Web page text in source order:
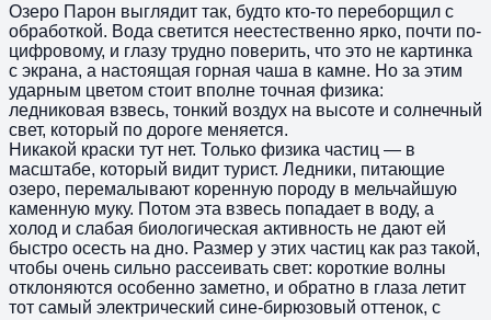
Озеро Парон выглядит так, будто кто-то переборщил с
обработкой. Вода светится неестественно ярко, почти по-
цифровому, и глазу трудно поверить, что это не картинка
с экрана, а настоящая горная чаша в камне. Но за этим
ударным цветом стоит вполне точная физика:
ледниковая взвесь, тонкий воздух на высоте и солнечный
свет, который по дороге меняется.
Никакой краски тут нет. Только физика частиц — в
масштабе, который видит турист. Ледники, питающие
озеро, перемалывают коренную породу в мельчайшую
каменную муку. Потом эта взвесь попадает в воду, а
холод и слабая биологическая активность не дают ей
быстро осесть на дно. Размер у этих частиц как раз такой,
чтобы очень сильно рассеивать свет: короткие волны
отклоняются особенно заметно, и обратно в глаза летит
тот самый электрический сине-бирюзовый оттенок, с